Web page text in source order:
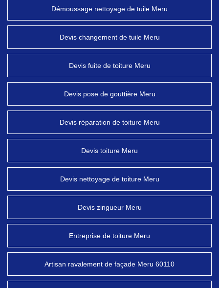
Démoussage nettoyage de tuile Meru
Devis changement de tuile Meru
Devis fuite de toiture Meru
Devis pose de gouttière Meru
Devis réparation de toiture Meru
Devis toiture Meru
Devis nettoyage de toiture Meru
Devis zingueur Meru
Entreprise de toiture Meru
Artisan ravalement de façade Meru 60110